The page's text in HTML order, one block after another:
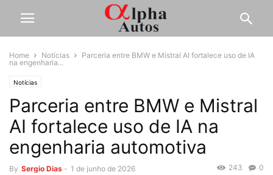
Home Notícias
Parceria entre BMW e Mistral AI fortalece uso de IA
na engenharia...
Notícias
Parceria entre BMW e Mistral
AI fortalece uso de IA na
engenharia automotiva
By Sergio Dias - 1 de junho de 2026 0
243